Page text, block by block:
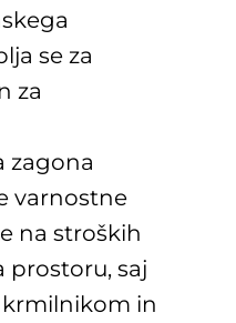
se za
za
zagona
varnostne
na stroških
saj
in